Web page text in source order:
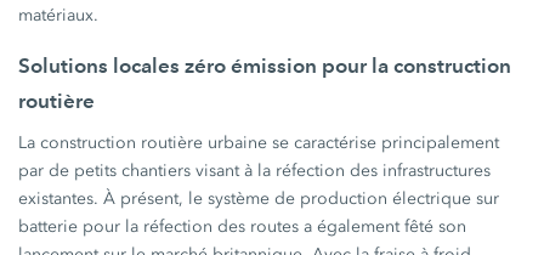
matériaux.
Solutions locales zéro émission pour la construction
routière
La construction routière urbaine se caractérise principalement
par de petits chantiers visant à la réfection des infrastructures
existantes. À présent, le système de production électrique sur
batterie pour la réfection des routes a également fêté son